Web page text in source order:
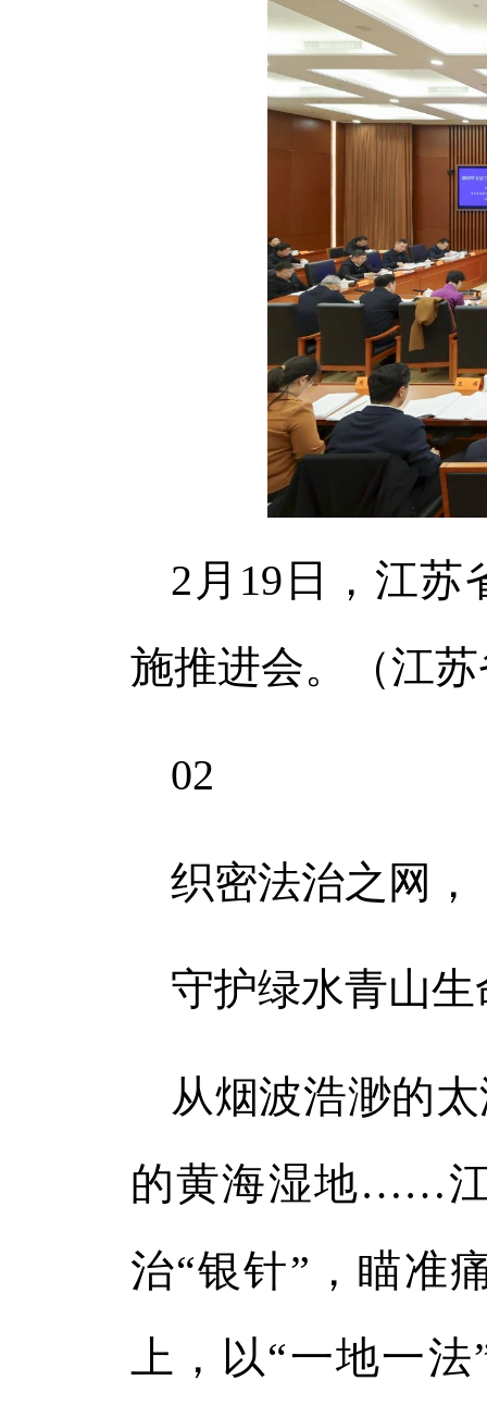
2月19日，江苏
施推进会。（江
02
织密法治之网，
守护绿水青山生
从烟波浩渺的
的黄海湿地……江
治“银针”，瞄准
上，以“一地一